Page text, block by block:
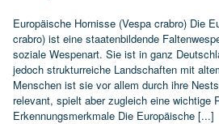
Europäische Hornisse (Vespa crabro) Die
crabro) ist eine staatenbildende
soziale Wespenart. Sie ist in ganz
jedoch strukturreiche Landschaften mit
Menschen ist sie vor allem durch ihre
relevant, spielt aber zugleich eine wichtige
Erkennungsmerkmale Die Europäische [...]